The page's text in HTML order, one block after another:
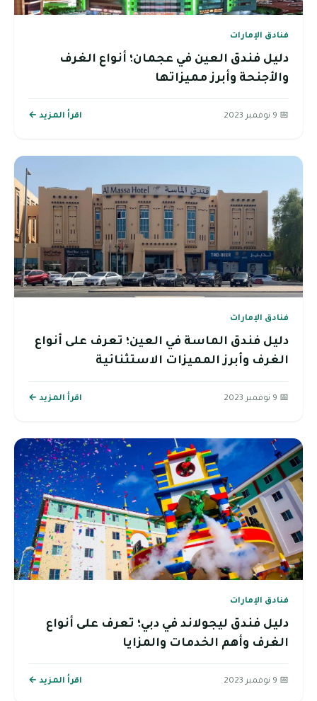
فنادق الإمارات
دليل فندق العين في عجمان؛ أنواع الغرف
والأجنحة وأبرز مميزاتها
📅 9 نوفمبر 2023 اقرأ المزيد ←
فنادق الإمارات
دليل فندق الماسة في العين؛ تعرف على أنواع
الغرف وأبرز المميزات الاستثنائية
📅 9 نوفمبر 2023 اقرأ المزيد ←
فنادق الإمارات
دليل فندق ليجولاند في دبي؛ تعرف على أنواع
الغرف وأهم الخدمات والمزايا
📅 9 نوفمبر 2023 اقرأ المزيد ←